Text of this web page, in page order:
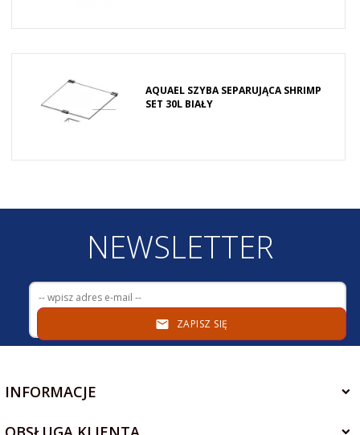
AQUAEL SZYBA SEPARUJĄCA SHRIMP
SET 30L BIAŁY
NEWSLETTER
ZAPISZ SIĘ
INFORMACJE